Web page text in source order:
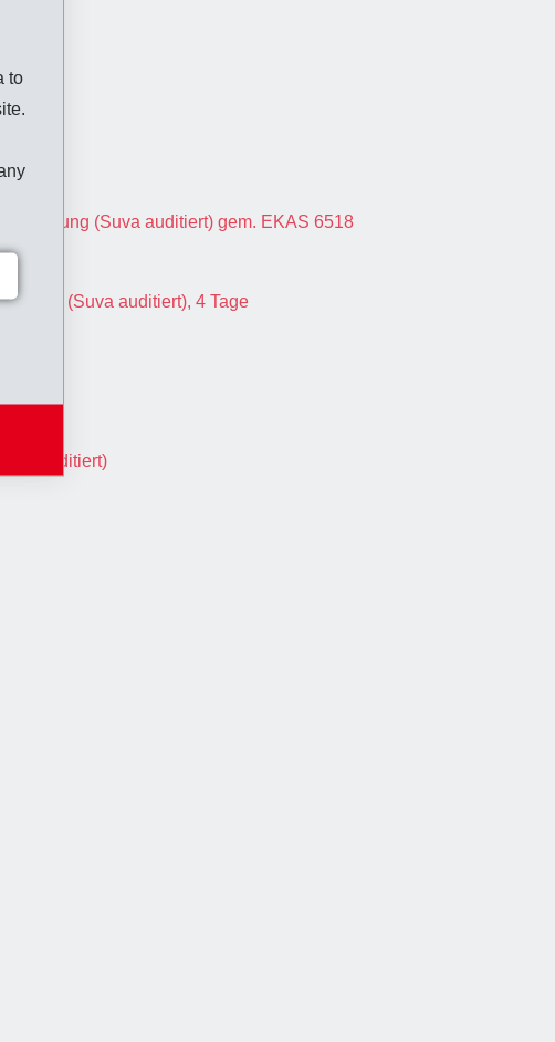
to
Erfahrung (Suva auditiert) gem. EKAS 6518
6518, (Suva auditiert), 4 Tage
auditiert)